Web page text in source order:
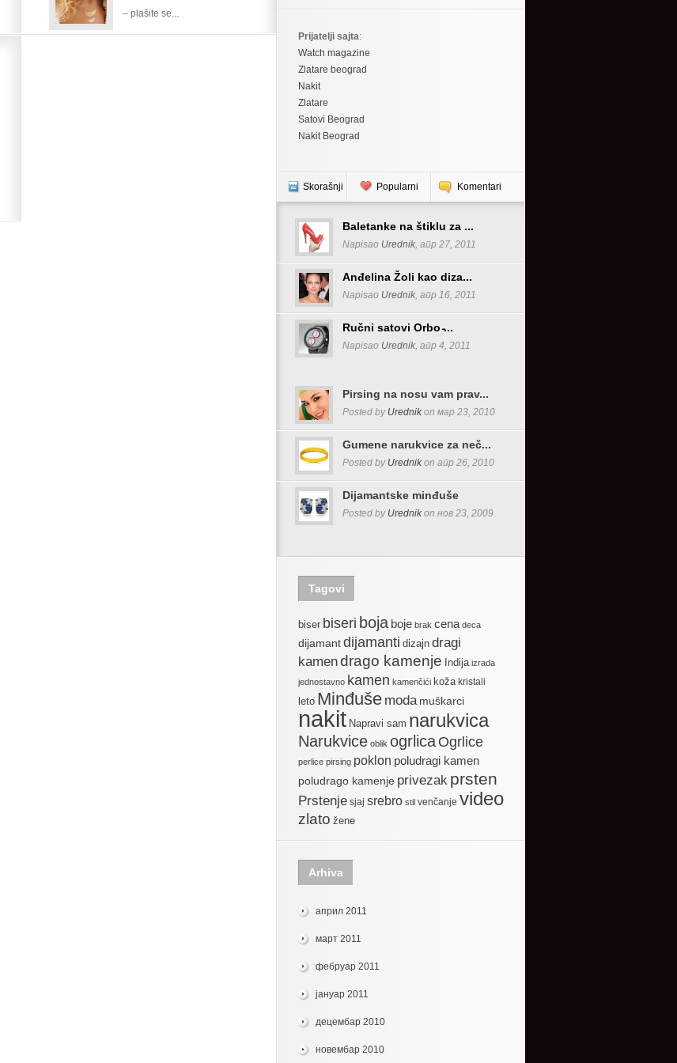
– plašite se...
Prijatelji sajta:
Watch magazine
Zlatare beograd
Nakit
Zlatare
Satovi Beograd
Nakit Beograd
Skorašnji Popularni Komentari
Baletanke na štiklu za ...
Napisao Urednik, апр 27, 2011
Anđelina Žoli kao diza...
Napisao Urednik, апр 16, 2011
Ručni satovi Orbo ̵...
Napisao Urednik, апр 4, 2011
Pirsing na nosu vam prav...
Posted by Urednik on мар 23, 2010
Gumene narukvice za neč...
Posted by Urednik on апр 26, 2010
Dijamantske minđuše
Posted by Urednik on нов 23, 2009
Tagovi
biser biseri boja boje brak cena deca
dijamantdijamanti dizajn dragi
kamendrago kamenje Indija izrada
jednostavno kamen kamenčići koža kristali
leto Minđuše moda muškarci
nakit Napravi sam narukvica
Narukvice oblik ogrlicaOgrlice
perlice pirsing poklon poludragi kamen
poludrago kamenje privezak prsten
Prstenje sjaj srebro stil venčanje video
zlato žene
Arhiva
април 2011
март 2011
фебруар 2011
јануар 2011
децембар 2010
новембар 2010